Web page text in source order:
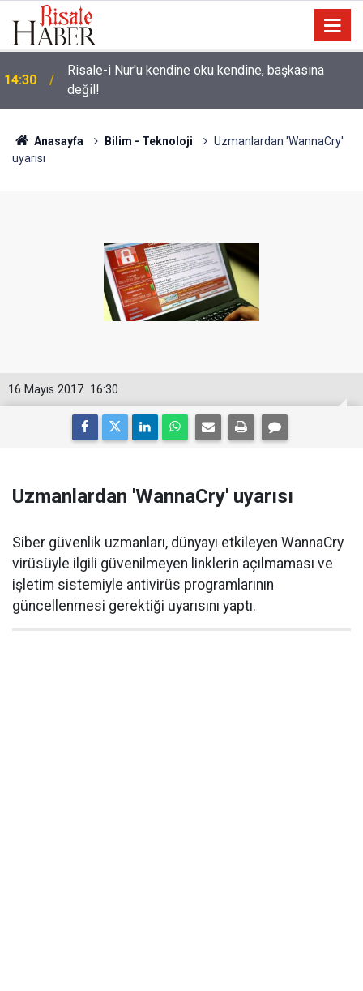
14:00
Üniversite adaylarına 'Sosyal medyanın
yönlendirdiği tercihler kariyeri riske atabilir' uyarısı
Anasayfa Bilim - Teknoloji
Uzmanlardan 'WannaCry'
uyarısı
16:30
16 Mayıs 2017
Uzmanlardan 'WannaCry' uyarısı
Siber güvenlik uzmanları, dünyayı etkileyen WannaCry
virüsüyle ilgili güvenilmeyen linklerin açılmaması ve
işletim sistemiyle antivirüs programlarının
güncellenmesi gerektiği uyarısını yaptı.